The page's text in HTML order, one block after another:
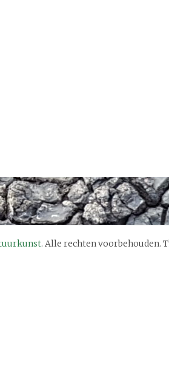
. Alle rechten voorbehouden.